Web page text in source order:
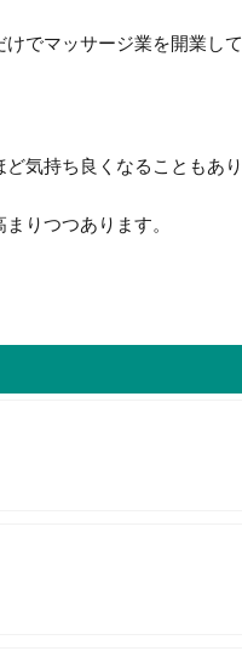
でマッサージ業を開業し
気持ち良くなることもあり
りつつあります。